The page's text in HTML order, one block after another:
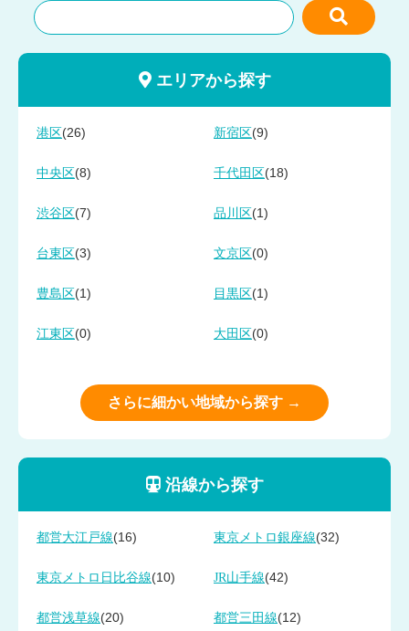
エリアから探す
港区 (26) 新宿区 (9)
中央区 (8) 千代田区 (18)
渋谷区 (7) 品川区 (1)
台東区 (3) 文京区 (0)
豊島区 (1) 目黒区 (1)
江東区 (0) 大田区 (0)
さらに細かい地域から探す →
沿線から探す
都営大江戸線(16) 東京メトロ銀座線(32)
東京メトロ日比谷線(10) JR山手線(42)
都営浅草線(20) 都営三田線(12)